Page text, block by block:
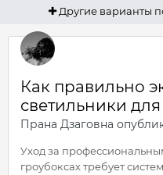
Другие варианты
Как правильно
светильники
Прана Дзаговна
Уход за
гроубоксах требует